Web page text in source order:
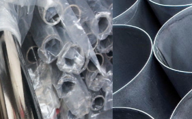
ВИДЕО
О
НАС